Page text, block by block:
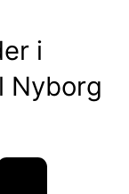
i
Nyborg